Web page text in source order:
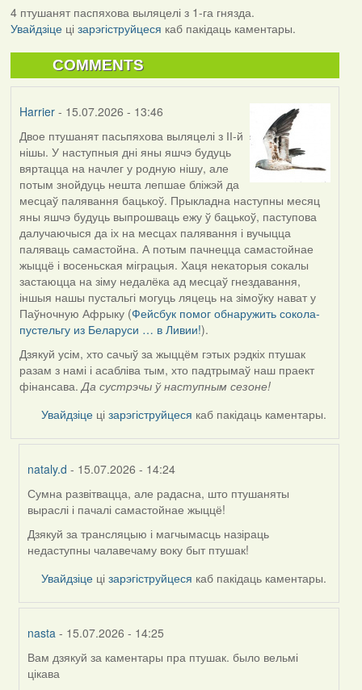
4 птушанят паспяхова выляцелі з 1-га гнязда.
Увайдзіцеці зарэгіструйцеся каб пакідаць каментары.
COMMENTS
Harrier- 15.07.2026 - 13:46
Двое птушанят пасьпяхова выляцелі з ІІ-й
нішы. У наступныя дні яны яшчэ будуць
вяртацца на начлег у родную нішу, але
потым знойдуць нешта лепшае бліжэй да
месцаў палявання бацькоў. Прыкладна наступны месяц
яны яшчэ будуць выпрошваць ежу ў бацькоў, паступова
далучаючыся да іх на месцах палявання і вучыцца
паляваць самастойна. А потым пачнецца самастойнае
жыццё і восеньская міграцыя. Хаця некаторыя сокалы
застаюцца на зіму недалёка ад месцаў гнездавання,
іншыя нашы пустальгі могуць ляцець на зімоўку нават у
Паўночную Афрыку (Фейсбук помог обнаружить сокола-
пустельгу из Беларуси … в Ливии!).
Дзякуй усім, хто сачыў за жыццём гэтых рэдкіх птушак
разам з намі і асабліва тым, хто падтрымаў наш праект
фінансава. Да сустрэчы ў наступным сезоне!
Увайдзіце цізарэгіструйцеся каб пакідаць каментары.
nataly.d - 15.07.2026 - 14:24
In
reply
to
by
Сумна развітвацца, але радасна, што птушаняты
выраслі і пачалі самастойнае жыццё!
Дзякуй за трансляцыю і магчымасць назіраць
недаступны чалавечаму воку быт птушак!
Увайдзіце цізарэгіструйцеся каб пакідаць каментары.
nasta - 15.07.2026 - 14:25
In
reply
Вам дзякуй за каментары пра птушак. было вельмі
цікава